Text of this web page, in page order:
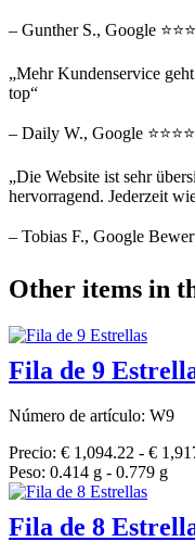
– Gunther S., Google
„Mehr Kundenservice
top“
– Daily W., Google
„Die Website ist sehr
hervorragend. Jederzeit
– Tobias F., Google
Other items in
Fila de 9
Número de artículo: W9
Precio: € 1,094.22 - €
Peso: 0.414 g - 0.779 g
Fila de 8